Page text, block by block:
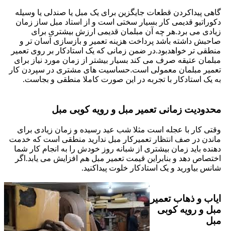
گاهی پیداکردن قطعات جایگزین برای یک مبل یا صندلی یا وسیله
دکوراتیو قدیمی کار بسیار سختی است و از استاد مبل ساز زمان
زیادی می برد.هر چه آن مبلمان قدیمی ارزش بیشتری برای
صاحبش داشته باشد پرداخت هزینه تعمیر و بازسازی آسان تر و
منطقی تر خواهدبود.در ضمن زمانی که یک استادکار بر روی تعمیر
مبلمان عتیقه صرف می کند بسیار بیشتر از زمان مورد نیاز برای
تعمیر مبلمان معمولی است.حساسیت های مشتری در سپردن کار
به یک استادکار با تجربه در این صورت کاملا منطقی و بجاست.
محدودیت زمانی تعمیر مبل و رویه کوبی مبل
وقتی کار با عجله است مثلا شب عید رسیده و زمان زیادی برای
ماندن در صف انتظار تعمیرکار مبل ندارید منطقی است که خدمت
دهنده باید زمان بیشتری از شبانه روز خودش را به انجام کار شما
اختصاص دهد و بنابراین قیمت تعمیر مبل هم افزایش می یابد.اگر
شانس بیاورید و یک استادکار خلوت پیداکنید.
ایاب و ذهاب تعمیر
مبل و رویه کوبی
مبل